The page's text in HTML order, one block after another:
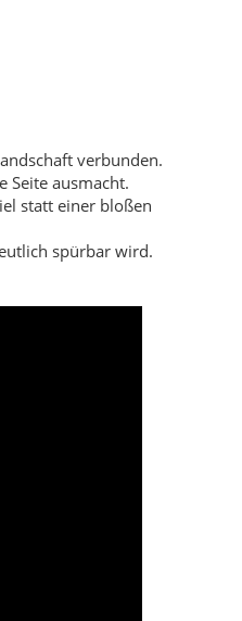
verbunden.
Seite ausmacht.
statt einer bloßen
spürbar wird.